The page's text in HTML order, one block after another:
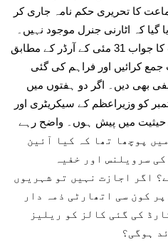
کا تحریری حکم نامہ جاری کر
کہ اٹارنی جنرل موجود نہیں۔
عدالت نے کہا کہ وفاقی حکومت کا جواب 31 مئی کے آرڈر کے مطابق
کرائیں اور فراہم کی گئی
بھی دیں۔ اگر دو ہفتوں میں
نہ کرایا گیا تو 18 ستمبر کو وزیراعظم کے سیکریٹری اور
حیثیت میں پیش ہوں۔ واضح رہے
کے آرڈر میں پوچھا تھا کہ کیا آئین
سرویلنس اور خفیہ
اگر اجازت نہیں تو شہریوں
کون سی اتھارٹی ذمہ دار
کی گئی کالز کو ریلیز
ہوگی؟